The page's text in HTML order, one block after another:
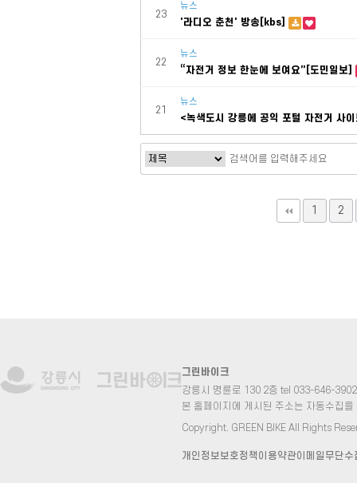
23
뉴스
'라디오 춘천' 방송[kbs]
22
뉴스
“자전거 정보 한눈에 보여요”[도민일보]
21
뉴스
<녹색도시 강릉에 공익 포털 자전거 사
1 2
그린바이크
강릉시 명륜로 130 2층 tel 033-646-
본 홈페이지에 게시된 주소는 자동수집
Copyright. GREEN BIKE All Rights
개인정보보호정책 이용약관이메일무단수